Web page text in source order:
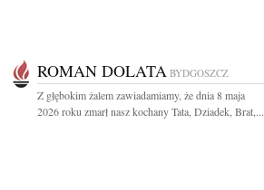
ROMAN DOLATA BYDGOSZCZ
Z głębokim żalem zawiadamiamy, że dnia 8 maja
2026 roku zmarł nasz kochany Tata, Dziadek, Brat,...